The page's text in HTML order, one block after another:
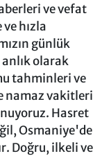
ve vefat
hızla
günlük
anlık olarak
tahminleri ve
namaz vakitleri
Hasret
Osmaniye'de
Doğru, ilkeli ve